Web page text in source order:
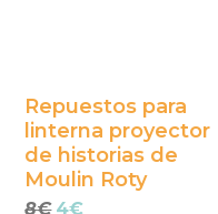
Repuestos para
linterna proyector
de historias de
Moulin Roty
8€ El
4€
se
pueden
elegir
en